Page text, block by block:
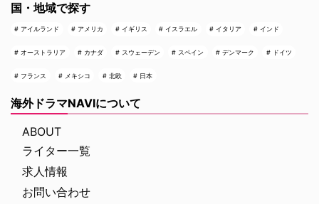
国・地域で探す
アイルランド アメリカ イギリス イスラエル イタリア インド
オーストラリア カナダ スウェーデン スペイン デンマーク ドイツ
フランス メキシコ 北欧 日本
海外ドラマNAVIについて
ABOUT
ライター一覧
求人情報
お問い合わせ